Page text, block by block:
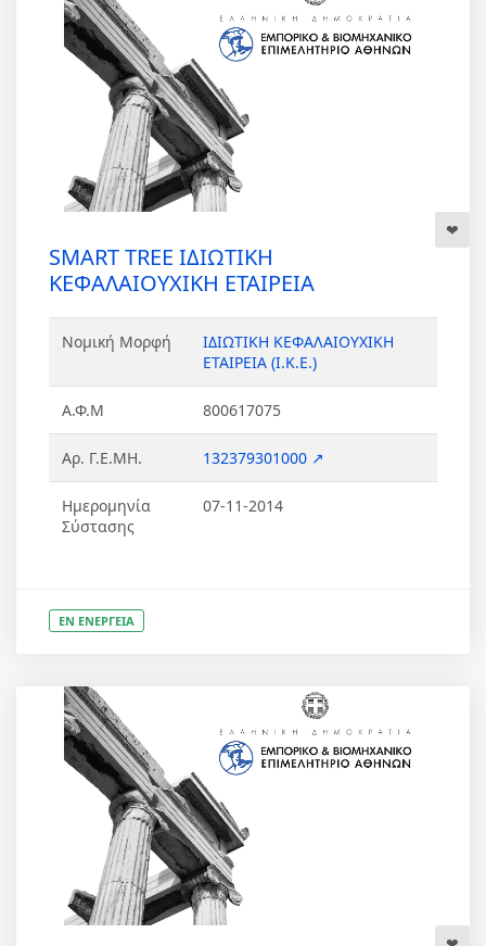
SMART TREE ΙΔΙΩΤΙΚΗ
ΚΕΦΑΛΑΙΟΥΧΙΚΗ ΕΤΑΙΡΕΙΑ
Νομική Μορφή
ΙΔΙΩΤΙΚΗ ΚΕΦΑΛΑΙΟΥΧΙΚΗ
ΕΤΑΙΡΕΙΑ (Ι.Κ.Ε.)
Α.Φ.Μ 800617075
Αρ. Γ.Ε.ΜΗ. 132379301000 ↗
Ημερομηνία
Σύστασης
07-11-2014
ΕΝ ΕΝΕΡΓΕΙΑ